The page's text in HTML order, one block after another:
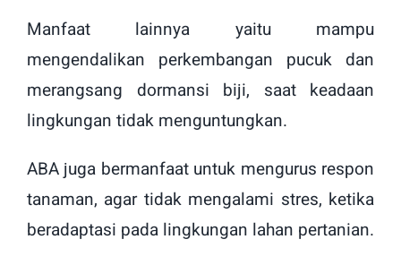
Manfaat lainnya yaitu mampu
mengendalikan perkembangan pucuk dan
merangsang dormansi biji, saat keadaan
lingkungan tidak menguntungkan.
ABA juga bermanfaat untuk mengurus respon
tanaman, agar tidak mengalami stres, ketika
beradaptasi pada lingkungan lahan pertanian.